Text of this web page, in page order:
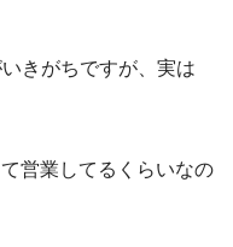
きがちですが、実は
営業してるくらいなの